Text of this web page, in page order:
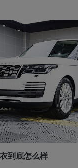
到底怎么样